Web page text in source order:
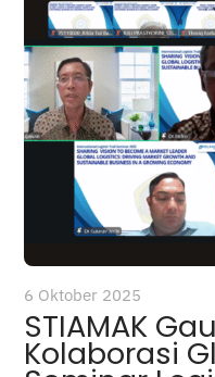
6 Oktober 2025
STIAMAK
Kolaborasi